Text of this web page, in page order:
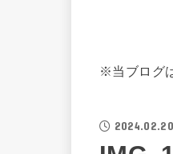
※当ブログ
2024.02.20